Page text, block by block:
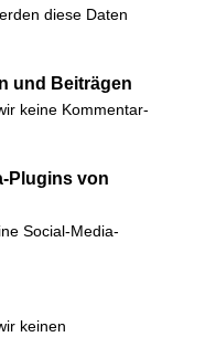
diese Daten
und Beiträgen
keine Kommentar-
Plugins von
Social-Media-
keinen